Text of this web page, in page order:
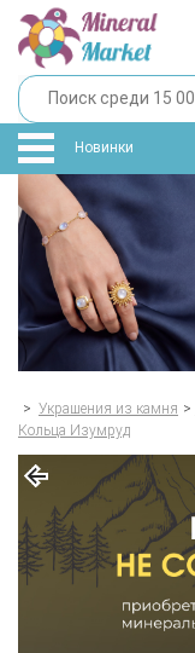
Новинки
> Украшения из камня >
Кольца Изумруд